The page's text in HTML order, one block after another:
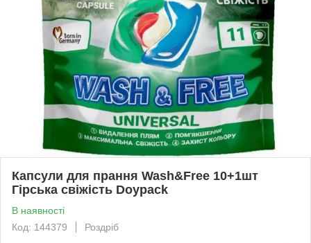
Капсули для прання Wash&Free 10+1шт
Гірська свіжість Doypack
В наявності
Код: 144379
Роздріб